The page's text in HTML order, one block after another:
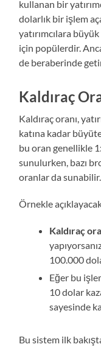
kullanan bir
dolarlık bir işlem
yatırımcılara
için popülerdir.
de beraberinde
Kaldıraç
Kaldıraç oranı,
katına kadar
bu oran genellikle
sunulurken, bazı
oranlar da sunabilir.
Örnekle
Kaldıraç
100.000
Eğer bu
10 dolar
sayesinde
Bu sistem ilk